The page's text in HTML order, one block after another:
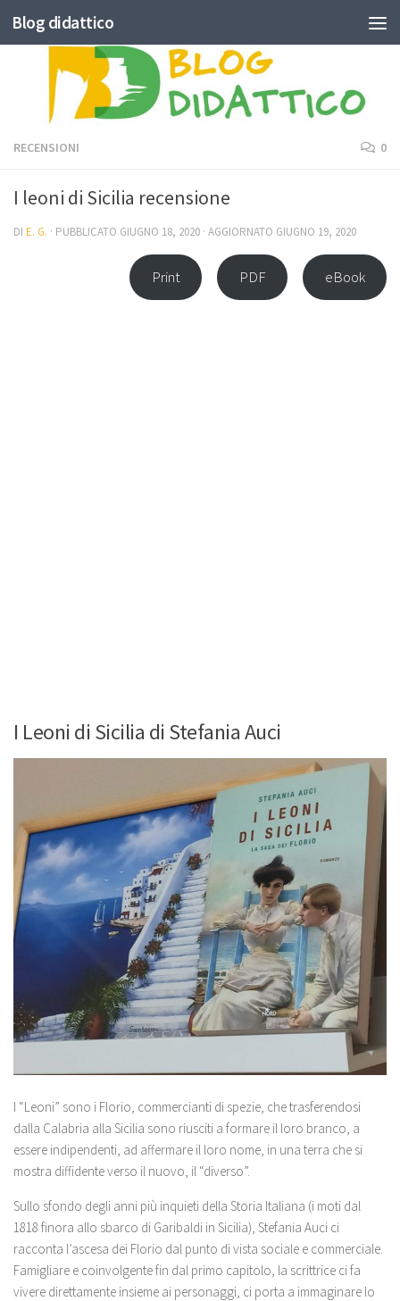
Skip to content
Blog didattico
RECENSIONI 0
I leoni di Sicilia recensione
DI E. G. · PUBBLICATO GIUGNO 18, 2020 · AGGIORNATO GIUGNO 19, 2020
Print PDF eBook
I Leoni di Sicilia di Stefania Auci
I “Leoni” sono i Florio, commercianti di spezie, che trasferendosi
dalla Calabria alla Sicilia sono riusciti a formare il loro branco, a
essere indipendenti, ad affermare il loro nome, in una terra che si
mostra diffidente verso il nuovo, il “diverso”.
Sullo sfondo degli anni più inquieti della Storia Italiana (i moti dal
1818 finora allo sbarco di Garibaldi in Sicilia), Stefania Auci ci
racconta l’ascesa dei Florio dal punto di vista sociale e commerciale.
Famigliare e coinvolgente fin dal primo capitolo, la scrittrice ci fa
vivere direttamente insieme ai personaggi, ci porta a immaginare lo